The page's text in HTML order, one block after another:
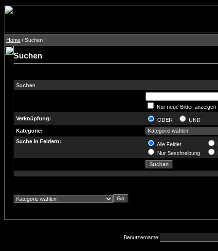
Home / Suchen
Suchen
Suchen
Nur neue Bilder anzeigen
Verknüpfung:
ODER
UND
Kategorie:
Suche in Feldern:
Alle Felder
Nur Beschreibung
Benutzername: